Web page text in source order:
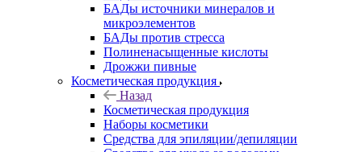
БАДы источники минералов и
микроэлементов
БАДы против стресса
Полиненасыщенные кислоты
Дрожжи пивные
Косметическая продукция
Назад
Косметическая продукция
Наборы косметики
Средства для эпиляции/депиляции